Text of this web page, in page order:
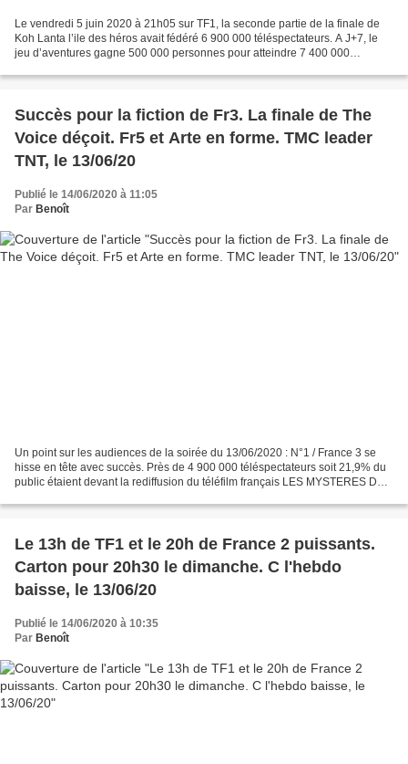
Le vendredi 5 juin 2020 à 21h05 sur TF1, la seconde partie de la finale de
Koh Lanta l’ile des héros avait fédéré 6 900 000 téléspectateurs. A J+7, le
jeu d’aventures gagne 500 000 personnes pour atteindre 7 400 000
Succès pour la fiction de Fr3. La finale de The
Voice déçoit. Fr5 et Arte en forme. TMC leader
TNT, le 13/06/20
Publié le 14/06/2020 à 11:05
Par Benoît
Un point sur les audiences de la soirée du 13/06/2020 : N°1 / France 3 se
hisse en tête avec succès. Près de 4 900 000 téléspectateurs soit 21,9% du
public étaient devant la rediffusion du téléfilm français LES MYSTERES DU
Le 13h de TF1 et le 20h de France 2 puissants.
Carton pour 20h30 le dimanche. C l'hebdo
baisse, le 13/06/20
Publié le 14/06/2020 à 10:35
Par Benoît